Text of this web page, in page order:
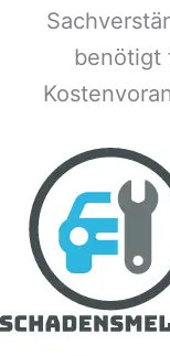
benötigt